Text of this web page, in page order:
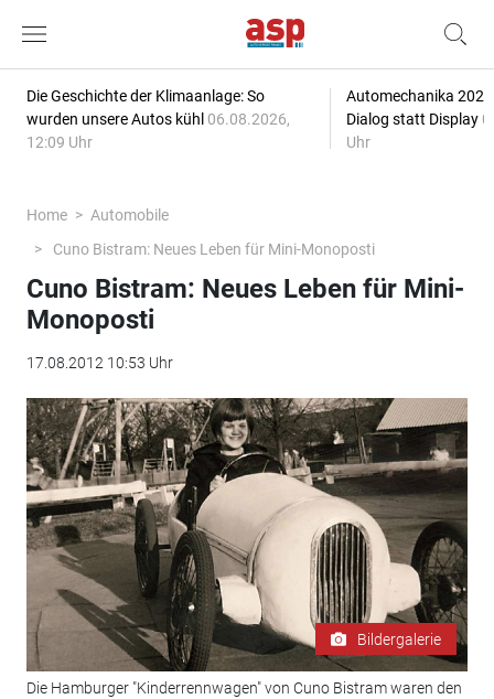
Die Geschichte der Klimaanlage: So
wurden unsere Autos kühl 06.08.2026,
12:09 Uhr
Automechanika
Dialog statt Display
Uhr
Home
Automobile
Cuno Bistram: Neues Leben für Mini-Monoposti
Cuno Bistram: Neues Leben für Mini-
Monoposti
17.08.2012 10:53 Uhr
Bildergalerie
Die Hamburger "Kinderrennwagen" von Cuno Bistram waren den